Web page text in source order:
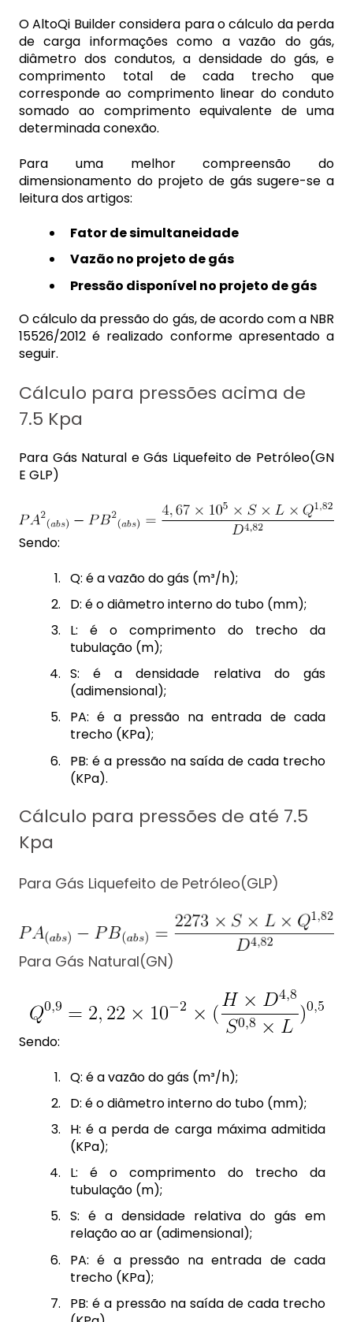
O AltoQi Builder considera para o cálculo da perda
de carga informações como a vazão do gás,
diâmetro dos condutos, a densidade do gás, e
comprimento total de cada trecho que
corresponde ao comprimento linear do conduto
somado ao comprimento equivalente de uma
determinada conexão.
Para uma melhor compreensão do
dimensionamento do projeto de gás sugere-se a
leitura dos artigos:
Fator de simultaneidade
Vazão no projeto de gás
Pressão disponível no projeto de gás
O cálculo da pressão do gás, de acordo com a NBR
15526/2012 é realizado conforme apresentado a
seguir.
Cálculo para pressões acima de
7.5 Kpa
Para Gás Natural e Gás Liquefeito de Petróleo(GN
E GLP)
Sendo:
Q: é a vazão do gás (m³/h);
D: é o diâmetro interno do tubo (mm);
L: é o comprimento do trecho da
tubulação (m);
S: é a densidade relativa do gás
(adimensional);
PA: é a pressão na entrada de cada
trecho (KPa);
PB: é a pressão na saída de cada trecho
(KPa).
Cálculo para pressões de até 7.5
Kpa
Para Gás Liquefeito de Petróleo(GLP)
Para Gás Natural(GN)
Sendo:
Q: é a vazão do gás (m³/h);
D: é o diâmetro interno do tubo (mm);
H: é a perda de carga máxima admitida
(KPa);
L: é o comprimento do trecho da
tubulação (m);
S: é a densidade relativa do gás em
relação ao ar (adimensional);
PA: é a pressão na entrada de cada
trecho (KPa);
PB: é a pressão na saída de cada trecho